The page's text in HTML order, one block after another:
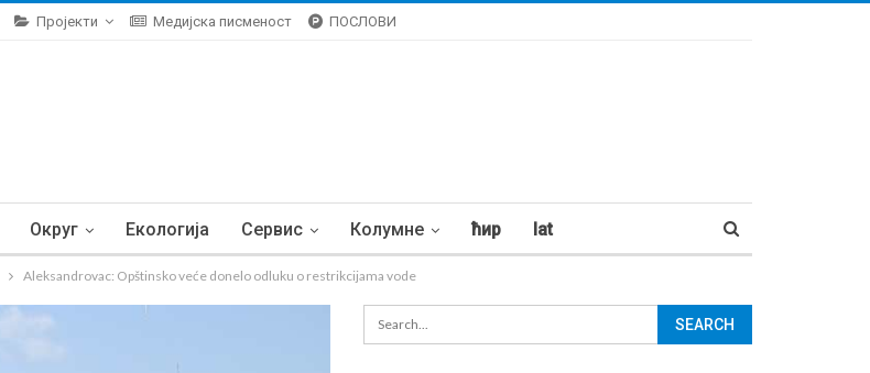
Пројекти Медијска писменост ПОСЛОВИ
Округ Екологија Сервис Колумне ћир lat
Aleksandrovac: Opštinsko veće donelo odluku o restrikcijama vode